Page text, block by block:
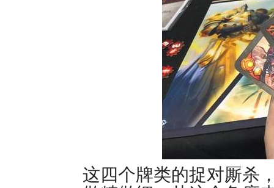
这四个牌类的捉对厮杀